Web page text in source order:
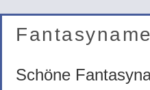
Schöne